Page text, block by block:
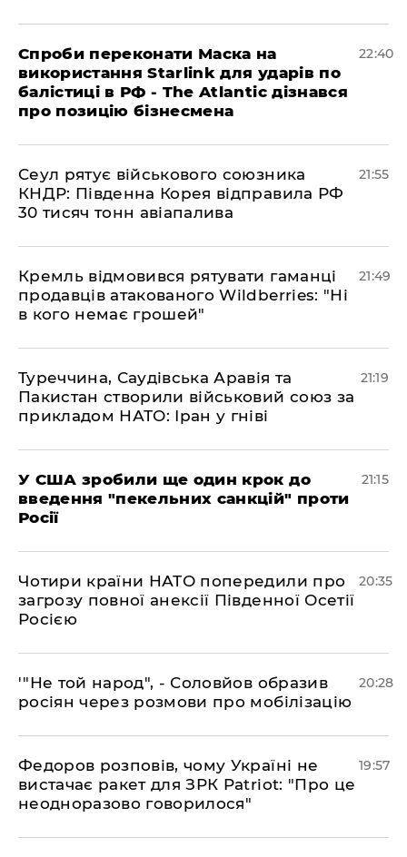
​Спроби переконати Маска на
використання Starlink для ударів по
балістиці в РФ - The Atlantic дізнався
про позицію бізнесмена
22:40
​Сеул рятує військового союзника
КНДР: Південна Корея відправила РФ
30 тисяч тонн авіапалива
21:55
​Кремль відмовився рятувати гаманці
продавців атакованого Wildberries: "Ні
в кого немає грошей"
21:49
​Туреччина, Саудівська Аравія та
Пакистан створили військовий союз за
прикладом НАТО: Іран у гніві
21:19
​У США зробили ще один крок до
введення "пекельних санкцій" проти
Росії
21:15
​Чотири країни НАТО попередили про
загрозу повної анексії Південної Осетії
Росією
20:35
​'"Не той народ", - Соловйов образив
росіян через розмови про мобілізацію
20:28
​Федоров розповів, чому Україні не
вистачає ракет для ЗРК Patriot: "Про це
неодноразово говорилося"
19:57